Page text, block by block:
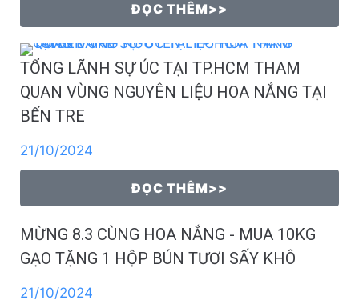
ĐỌC THÊM>>
TỔNG LÃNH SỰ ÚC TẠI TP.HCM THAM
QUAN VÙNG NGUYÊN LIỆU HOA NẮNG TẠI
BẾN TRE
21/10/2024
ĐỌC THÊM>>
MỪNG 8.3 CÙNG HOA NẮNG - MUA 10KG
GẠO TẶNG 1 HỘP BÚN TƯƠI SẤY KHÔ
21/10/2024